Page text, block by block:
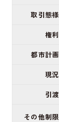
取引態様
権利
都市計画
現況
引渡
その他制限